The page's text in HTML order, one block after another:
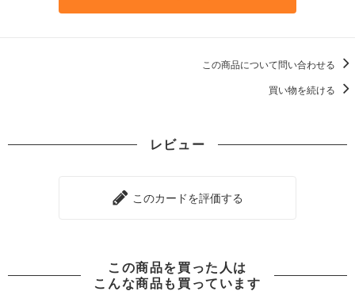
この商品について問い合わせる
買い物を続ける
レビュー
このカードを評価する
この商品を買った人は
こんな商品も買っています